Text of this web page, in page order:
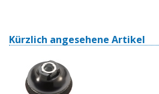
Kürzlich angesehene Artikel